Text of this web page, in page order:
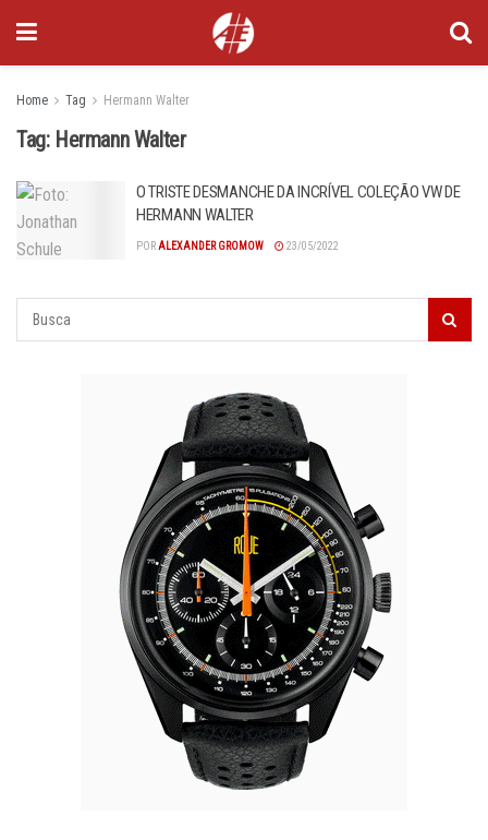
Home Tag Hermann Walter
Tag: Hermann Walter
O TRISTE DESMANCHE DA INCRÍVEL COLEÇÃO VW DE
HERMANN WALTER
POR ALEXANDER GROMOW 23/05/2022